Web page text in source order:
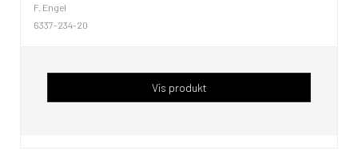
F. Engel
6337-234-20
Vis produkt